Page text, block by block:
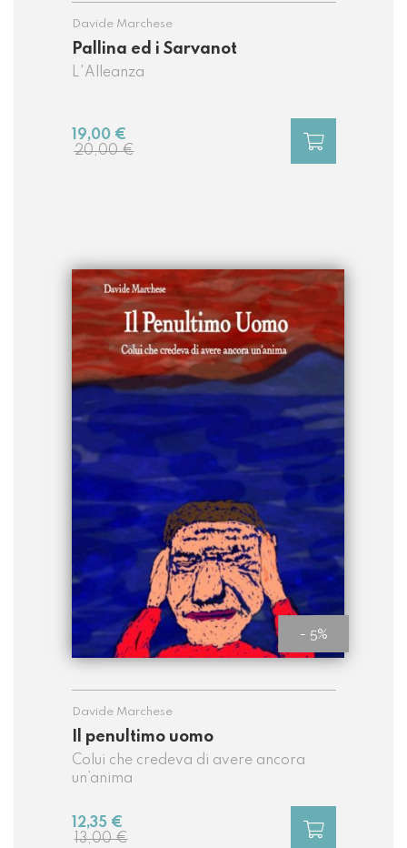
Pallina ed i Sarvanot
L'Alleanza
Davide Marchese
20,00 €
19,00 €
- 5%
Il penultimo uomo
Colui che credeva di avere ancora
un’anima
Davide Marchese
13,00 €
12,35 €